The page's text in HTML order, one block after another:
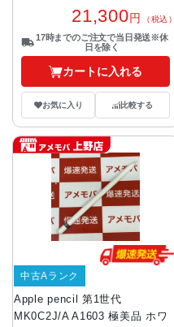
21,300円 （税込）
17時までのご注文で当日発送※休
日を除く
カートに入れる
お気に入り 比較する
Apple pencil 第1世代
MK0C2J/A A1603 極美品 ホワ
中古Aランク